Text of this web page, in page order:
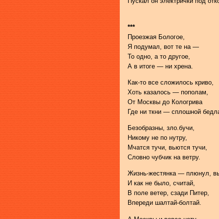
***
Проезжая Бологое,
Я подумал, вот те на —
То одно, а то другое,
А в итоге — ни хрена.
Как-то все сложилось криво,
Хоть казалось — пополам,
От Москвы до Кологрива
Где ни ткни — сплошной
Безобразны, зло.бучи,
Никому не по нутру,
Мчатся тучи, вьются тучи,
Словно чубчик на ветру.
Жизнь-жестянка — плюнул,
И как не было, считай,
В поле ветер, сзади Питер,
Впереди шалтай-болтай.